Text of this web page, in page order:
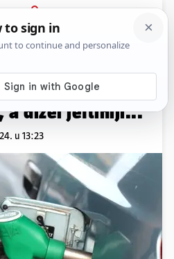
PRIJAVA
News Komentari
cijene goriva:
a dizel jeftiniji...
u 13:23